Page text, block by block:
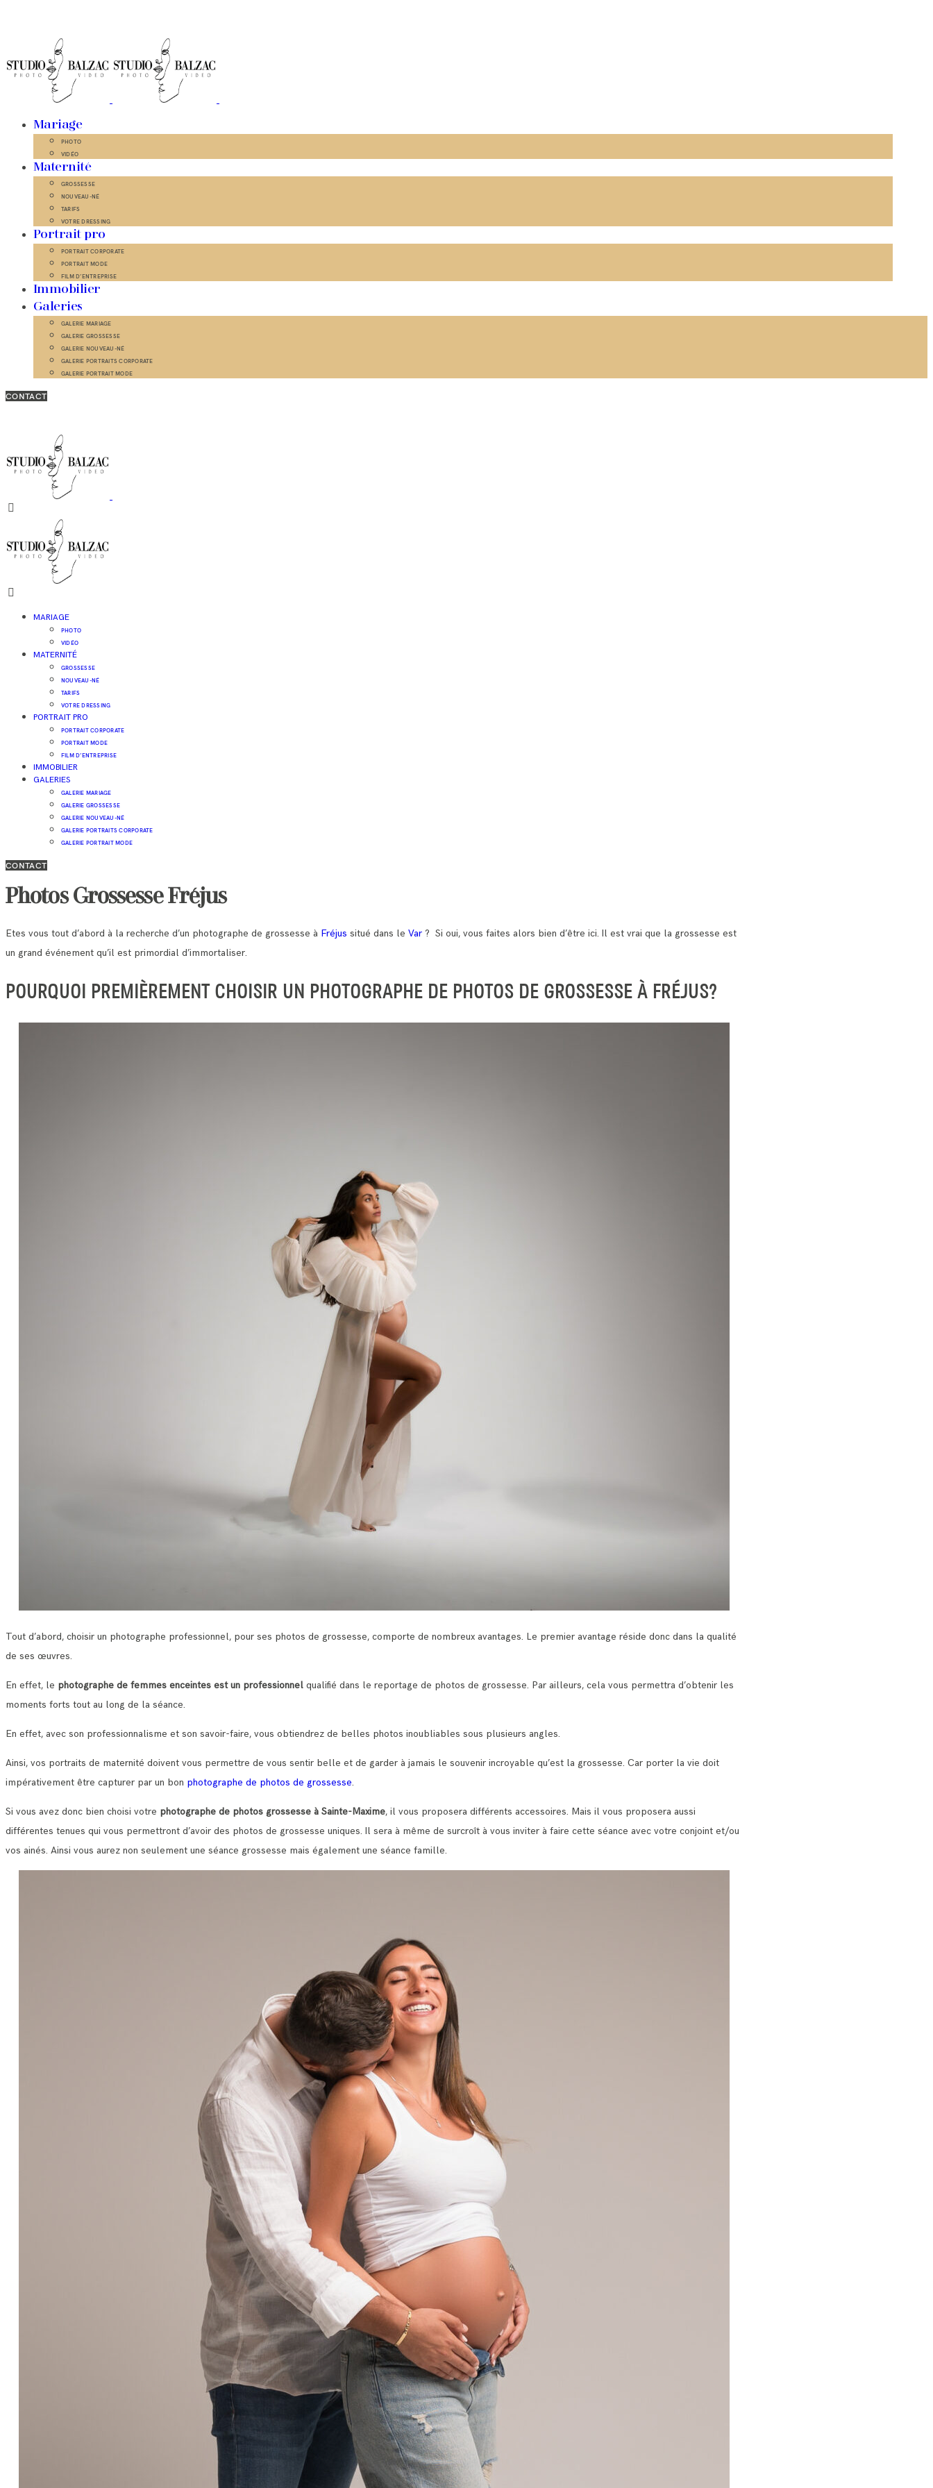
Mariage
PHOTO
VIDÉO
Maternité
GROSSESSE
NOUVEAU-NÉ
TARIFS
VOTRE DRESSING
Portrait pro
PORTRAIT CORPORATE
PORTRAIT MODE
FILM D’ENTREPRISE
Immobilier
Galeries
GALERIE MARIAGE
GALERIE GROSSESSE
GALERIE NOUVEAU-NÉ
GALERIE PORTRAITS CORPORATE
GALERIE PORTRAIT MODE
CONTACT
MARIAGE
PHOTO
VIDÉO
MATERNITÉ
GROSSESSE
NOUVEAU-NÉ
TARIFS
VOTRE DRESSING
PORTRAIT PRO
PORTRAIT CORPORATE
PORTRAIT MODE
FILM D’ENTREPRISE
IMMOBILIER
GALERIES
GALERIE MARIAGE
GALERIE GROSSESSE
GALERIE NOUVEAU-NÉ
GALERIE PORTRAITS CORPORATE
GALERIE PORTRAIT MODE
CONTACT
Photos Grossesse Fréjus
Etes vous tout d’abord à la recherche d’un photographe de grossesse à Fréjus situé dans le Var ? Si oui, vous faites alors bien d’être ici. Il est vrai que la grossesse est
un grand événement qu’il est primordial d’immortaliser.
POURQUOI PREMIÈREMENT CHOISIR UN PHOTOGRAPHE DE PHOTOS DE GROSSESSE À FRÉJUS?
Tout d’abord, choisir un photographe professionnel, pour ses photos de grossesse, comporte de nombreux avantages. Le premier avantage réside donc dans la qualité
de ses œuvres.
En effet, le photographe de femmes enceintes est un professionnel qualifié dans le reportage de photos de grossesse. Par ailleurs, cela vous permettra d’obtenir les
moments forts tout au long de la séance.
En effet, avec son professionnalisme et son savoir-faire, vous obtiendrez de belles photos inoubliables sous plusieurs angles.
Ainsi, vos portraits de maternité doivent vous permettre de vous sentir belle et de garder à jamais le souvenir incroyable qu’est la grossesse. Car porter la vie doit
impérativement être capturer par un bon photographe de photos de grossesse.
Si vous avez donc bien choisi votre photographe de photos grossesse à Sainte-Maxime, il vous proposera différents accessoires. Mais il vous proposera aussi
différentes tenues qui vous permettront d’avoir des photos de grossesse uniques. Il sera à même de surcroît à vous inviter à faire cette séance avec votre conjoint et/ou
vos ainés. Ainsi vous aurez non seulement une séance grossesse mais également une séance famille.